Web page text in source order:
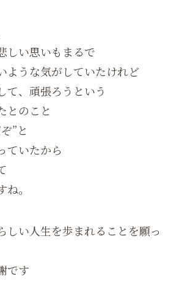
しい思いもまるで
ような気がしていたけれど
て、頑張ろうという
とのこと
”と
ていたから
。
しい人生を歩まれることを願っ
です